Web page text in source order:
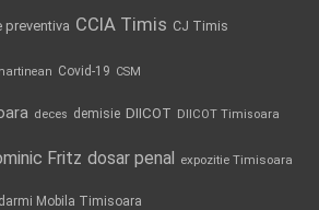
preventiva CCIA Timis CJ Timis
Covid-19 CSM
deces demisie DIICOT DIICOT Timisoara
Fritz dosar penal expozitie Timisoara
Mobila Timisoara